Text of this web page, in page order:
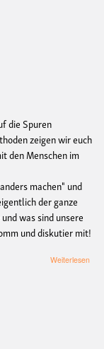
die Spuren
zeigen wir euch
den Menschen im
machen" und
der ganze
was sind unsere
und diskutier mit!
Weiterlesen